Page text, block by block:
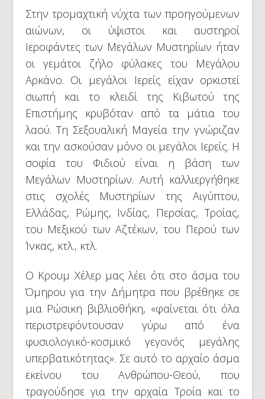
Στην τρομαχτική νύχτα των προηγούμενων
αιώνων, οι ύψιστοι και αυστηροί
Ιεροφάντες των Μεγάλων Μυστηρίων ήταν
οι γεμάτοι ζήλο φύλακες του Μεγάλου
Αρκάνο. Οι μεγάλοι Ιερείς είχαν ορκιστεί
σιωπή και το κλειδί της Κιβωτού της
Επιστήμης κρυβόταν από τα μάτια του
λαού. Τη Σεξουαλική Μαγεία την γνώριζαν
και την ασκούσαν μόνο οι μεγάλοι Ιερείς. Η
σοφία του Φιδιού είναι η βάση των
Μεγάλων Μυστηρίων. Αυτή καλλιεργήθηκε
στις σχολές Μυστηρίων της Αιγύπτου,
Ελλάδας, Ρώμης, Ινδίας, Περσίας, Τροίας,
του Μεξικού των Αζτέκων, του Περού των
Ίνκας, κτλ., κτλ.
Ο Κρουμ Χέλερ μας λέει ότι στο άσμα του
Όμηρου για την Δήμητρα που βρέθηκε σε
μια Ρώσικη βιβλιοθήκη, «φαίνεται ότι όλα
περιστρεφόντουσαν γύρω από ένα
φυσιολογικό-κοσμικό γεγονός μεγάλης
υπερβατικότητας». Σε αυτό το αρχαίο άσμα
εκείνου του Ανθρώπου-Θεού, που
τραγούδησε για την αρχαία Τροία και το